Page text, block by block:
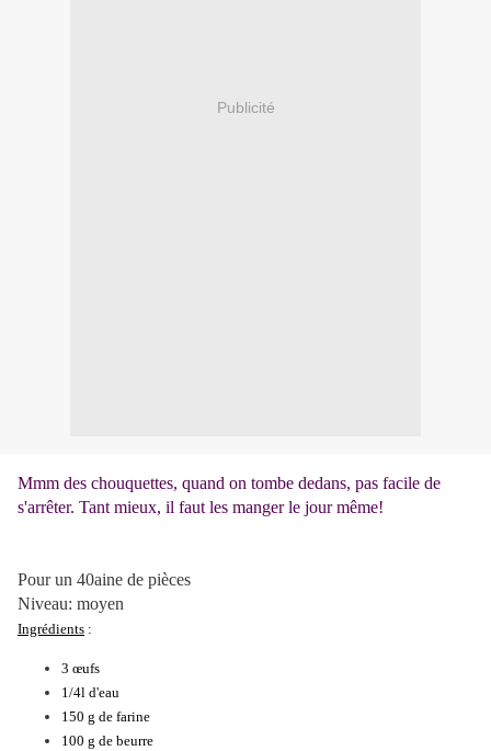
Publicité
Mmm des chouquettes, quand on tombe dedans, pas facile de
s'arrêter. Tant mieux, il faut les manger le jour même!
Pour un 40aine de pièces
Niveau: moyen
Ingrédients :
3 œufs
1/4l d'eau
150 g de farine
100 g de beurre